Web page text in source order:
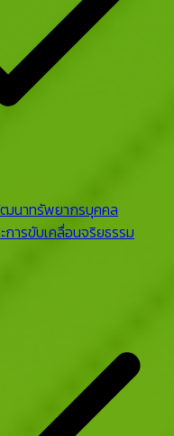
นาทรัพยากรบุคคล
การขับเคลื่อนจริยธรรม